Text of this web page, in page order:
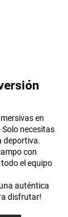
en
necesitas
deportiva.
con
el equipo
auténtica
disfrutar!